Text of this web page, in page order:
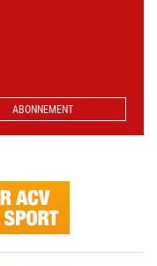
ABONNEMENT